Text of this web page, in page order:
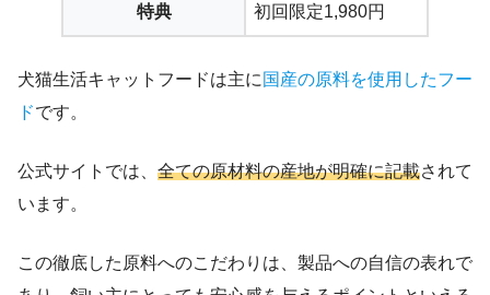
特典 初回限定1,980円
犬猫生活キャットフードは主に 国産の原料を使用したフー
ドです。
公式サイトでは、 全ての原材料の産地が明確に記載されて
います。
この徹底した原料へのこだわりは、製品への自信の表れで